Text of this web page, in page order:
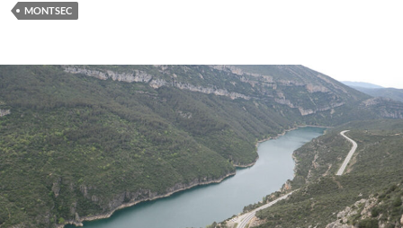
MONTSEC